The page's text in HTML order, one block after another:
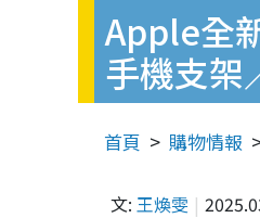
Apple全
手機支架
首頁 購物情報
文: 王煥雯